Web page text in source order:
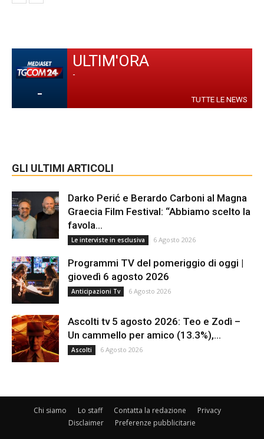
-
ULTIM'ORA
-
TUTTE LE NEWS
GLI ULTIMI ARTICOLI
Darko Perić e Berardo Carboni al Magna
Graecia Film Festival: “Abbiamo scelto la
favola...
Le interviste in esclusiva 6 Agosto 2026
Programmi TV del pomeriggio di oggi |
giovedì 6 agosto 2026
Anticipazioni Tv 6 Agosto 2026
Ascolti tv 5 agosto 2026: Teo e Zodì –
Un cammello per amico (13.3%),...
Ascolti 6 Agosto 2026
Chi siamo Lo staff Contatta la redazione
Privacy
Disclaimer
Preferenze pubblicitarie